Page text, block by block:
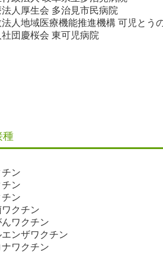
人厚生会 多治見市民病院
人地域医療機能推進機構 可児とう
社団慶桜会 東可児病院
種
ン
チン
チン
クチン
ワクチン
ンザワクチン
ワクチン